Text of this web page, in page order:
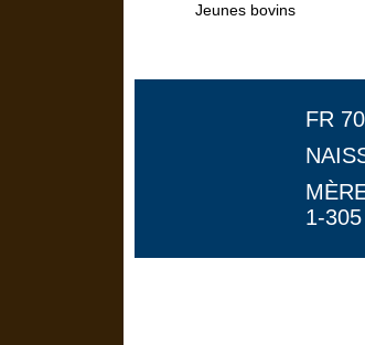
Jeunes bovins
FR
1-